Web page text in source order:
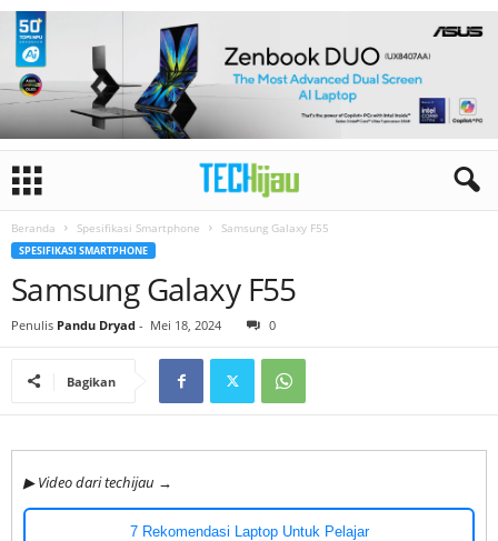
Beranda Spesifikasi Smartphone Samsung Galaxy F55
SPESIFIKASI SMARTPHONE
Samsung Galaxy F55
Penulis Pandu Dryad - Mei 18, 2024 0
Bagikan
▶ Video dari techijau →
7 Rekomendasi Laptop Untuk Pelajar